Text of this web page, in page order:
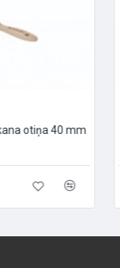
otiņa 40 mm